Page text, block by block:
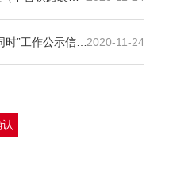
2020-11-24
工作公示信息表